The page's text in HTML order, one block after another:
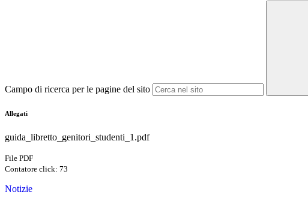
Campo di ricerca per le pagine del sito
Allegati
guida_libretto_genitori_studenti_1.pdf
File PDF
Contatore click: 73
Notizie